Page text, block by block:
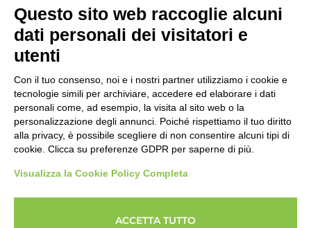
Password:
Seguici, siamo in continuo
aggiornamento...
Questo sito web raccoglie alcuni
dati personali dei visitatori e
utenti
Con il tuo consenso, noi e i nostri partner utilizziamo i cookie e
tecnologie simili per archiviare, accedere ed elaborare i dati
personali come, ad esempio, la visita al sito web o la
personalizzazione degli annunci. Poiché rispettiamo il tuo diritto
alla privacy, è possibile scegliere di non consentire alcuni tipi di
cookie. Clicca su preferenze GDPR per saperne di più.
Visualizza la Cookie Policy Completa
ACCETTA TUTTO